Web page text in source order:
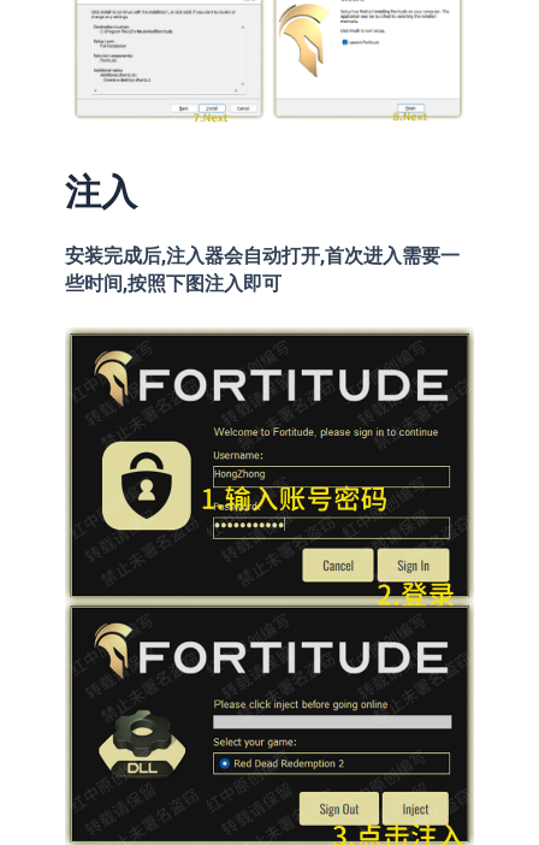
注入
安装完成后,注入器会自动打开,首次进入需要一
些时间,按照下图注入即可